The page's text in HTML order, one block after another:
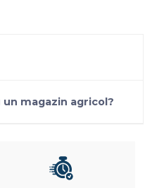
magazin agricol?